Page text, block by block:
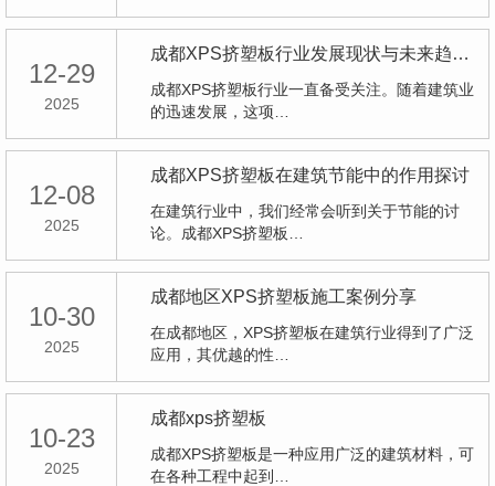
12-29
2025
成都XPS挤塑板行业发展现状与未来趋势研究
成都XPS挤塑板行业一直备受关注。随着建筑业
的迅速发展，这项…
12-08
2025
成都XPS挤塑板在建筑节能中的作用探讨
在建筑行业中，我们经常会听到关于节能的讨
论。成都XPS挤塑板…
10-30
2025
成都地区XPS挤塑板施工案例分享
在成都地区，XPS挤塑板在建筑行业得到了广泛
应用，其优越的性…
10-23
2025
成都xps挤塑板
成都XPS挤塑板是一种应用广泛的建筑材料，可
在各种工程中起到…